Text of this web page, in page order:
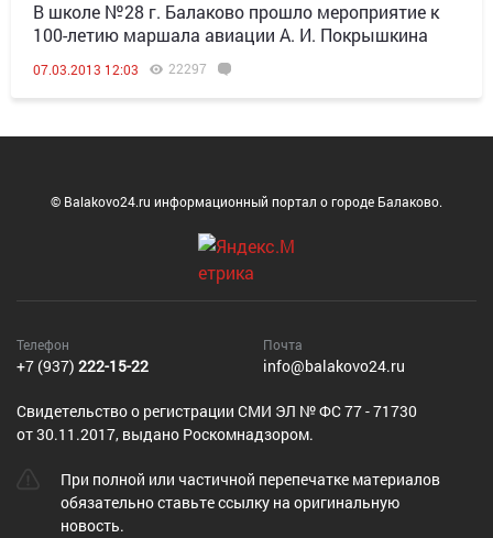
В школе №28 г. Балаково прошло мероприятие к
100-летию маршала авиации А. И. Покрышкина
07.03.2013 12:03 22297
© Balakovo24.ru информационный портал о городе Балаково.
Телефон
+7 (937) 222-15-22
Почта
info@balakovo24.ru
Cвидетельство о регистрации СМИ ЭЛ № ФС 77 - 71730
от 30.11.2017, выдано Роскомнадзором.
При полной или частичной перепечатке материалов
обязательно ставьте ссылку на оригинальную
новость.